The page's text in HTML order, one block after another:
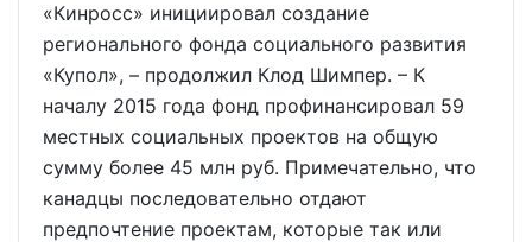
«Кинросс» инициировал создание
регионального фонда социального развития
«Купол», – продолжил Клод Шимпер. – К
началу 2015 года фонд профинансировал 59
местных социальных проектов на общую
сумму более 45 млн руб. Примечательно, что
канадцы последовательно отдают
предпочтение проектам, которые так или